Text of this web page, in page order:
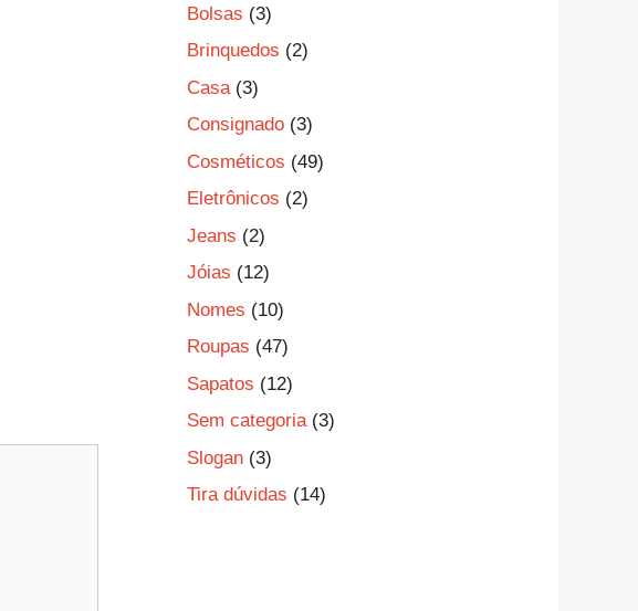
Bolsas (3)
Brinquedos (2)
Casa (3)
Consignado (3)
Cosméticos (49)
Eletrônicos (2)
Jeans (2)
Jóias (12)
Nomes (10)
Roupas (47)
Sapatos (12)
Sem categoria(3)
Slogan (3)
Tira dúvidas (14)